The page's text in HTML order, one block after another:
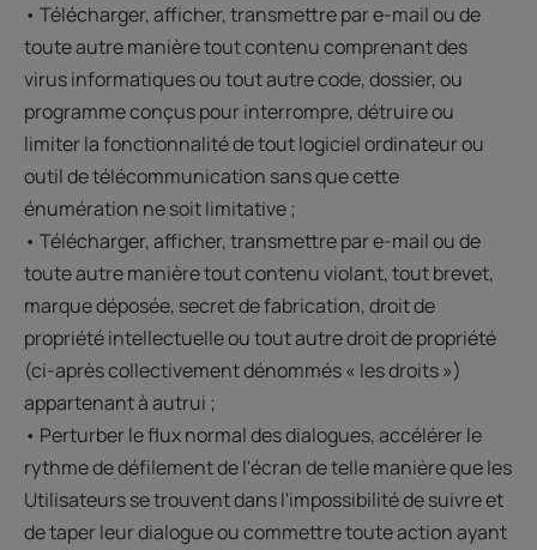
• Télécharger, afficher, transmettre par e-mail ou de
toute autre manière tout contenu comprenant des
virus informatiques ou tout autre code, dossier, ou
programme conçus pour interrompre, détruire ou
limiter la fonctionnalité de tout logiciel ordinateur ou
outil de télécommunication sans que cette
énumération ne soit limitative ;
• Télécharger, afficher, transmettre par e-mail ou de
toute autre manière tout contenu violant, tout brevet,
marque déposée, secret de fabrication, droit de
propriété intellectuelle ou tout autre droit de propriété
(ci-après collectivement dénommés « les droits »)
appartenant à autrui ;
• Perturber le flux normal des dialogues, accélérer le
rythme de défilement de l'écran de telle manière que les
Utilisateurs se trouvent dans l'impossibilité de suivre et
de taper leur dialogue ou commettre toute action ayant